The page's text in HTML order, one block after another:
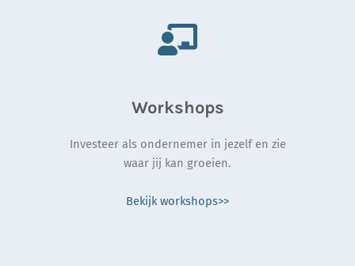
Workshops
Investeer als ondernemer in jezelf en zie
waar jij kan groeien.
Bekijk workshops>>